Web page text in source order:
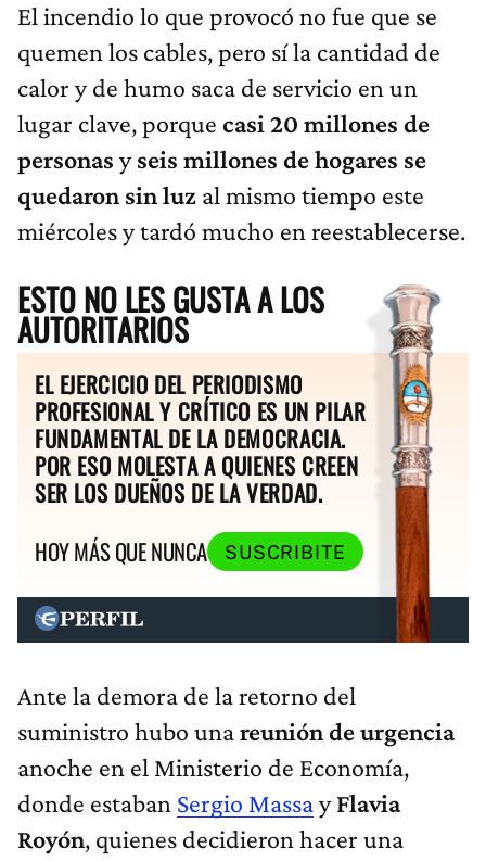
El incendio lo que provocó no fue que se
quemen los cables, pero sí la cantidad de
calor y de humo saca de servicio en un
lugar clave, porque casi 20 millones de
personas yseis millones de hogares se
quedaron sin luz al mismo tiempo este
miércoles y tardó mucho en reestablecerse.
ESTO NO LES GUSTA A LOS
AUTORITARIOS
EL EJERCICIO DEL PERIODISMO
PROFESIONAL Y CRÍTICO ES UN PILAR
FUNDAMENTAL DE LA DEMOCRACIA.
POR ESO MOLESTA A QUIENES CREEN
SER LOS DUEÑOS DE LA VERDAD.
HOY MÁS QUE NUNCA
SUSCRIBITE
Ante la demora de la retorno del
suministro hubo unareunión de urgencia
anoche en el Ministerio de Economía,
donde estaban Sergio MassayFlavia
Royón, quienes decidieron hacer una